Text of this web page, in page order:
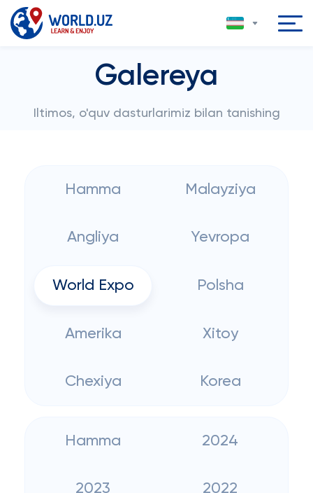
Galereya
Iltimos, o'quv dasturlarimiz bilan tanishing
Hamma Malayziya
Angliya Yevropa
World Expo Polsha
Amerika Xitoy
Chexiya Korea
Hamma 2024
2023 2022